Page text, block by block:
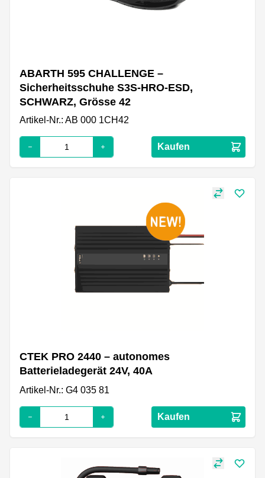
ABARTH 595 CHALLENGE –
Sicherheitsschuhe S3S-HRO-ESD,
SCHWARZ, Grösse 42
Artikel-Nr.: AB 000 1CH42
Kaufen
CTEK PRO 2440 – autonomes
Batterieladegerät 24V, 40A
Artikel-Nr.: G4 035 81
Kaufen